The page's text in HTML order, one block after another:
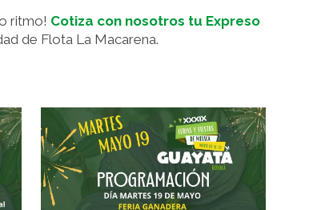
ritmo! Cotiza con nosotros tu Expreso
de Flota La Macarena.